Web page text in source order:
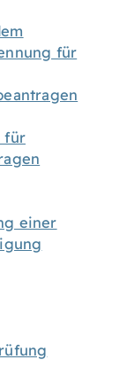
für
für
einer